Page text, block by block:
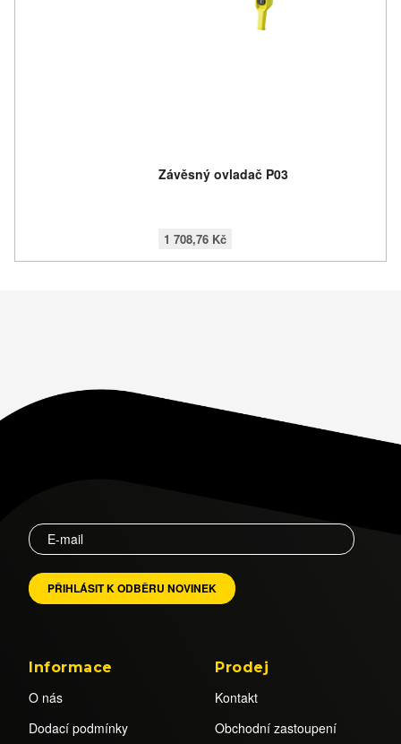
Závěsný ovladač P03
1 708,76 Kč
Informace
O nás
Dodací podmínky
Prodej
Kontakt
Obchodní zastoupení